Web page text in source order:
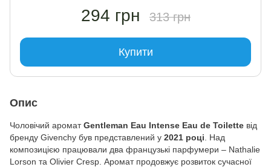
294 грн 313 грн
Купити
Опис
Чоловічий ароматGentleman Eau Intense Eau de Toilette від
бренду Givenchy був представлений у 2021 році . Над
композицією працювали два французькі парфумери – Nathalie
Lorson та Olivier Cresp. Аромат продовжує розвиток сучасної